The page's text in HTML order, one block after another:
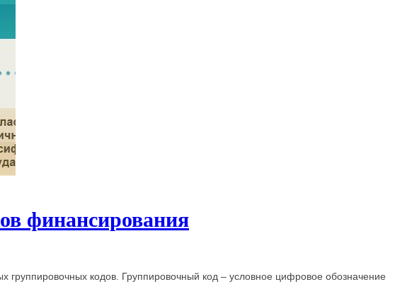
финансирования
кодов. Группировочный код – условное цифровое обозначение